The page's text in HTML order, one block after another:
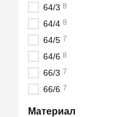
64/3 8
64/4 8
64/5 7
64/6 8
66/3 7
66/6 7
Материал